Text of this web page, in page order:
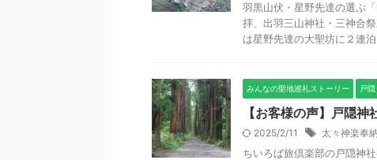
羽黒山伏・星野先達の選ぶ
拝、出羽三山神社・三神合
は星野先達の大聖坊に２連
みんなの聖地巡礼ストーリー 戸隠
【お客様の声】戸隠神
2025/2/11 太々神楽奉納
ちいろば旅倶楽部の戸隠神